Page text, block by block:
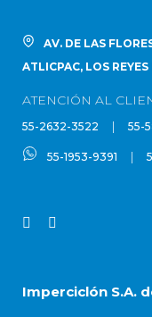
AV. DE LAS
ATLICPAC, LOS
ATENCIÓN AL
55-2632-3522 | 55-
55-1953-9391 |
Imperciclón S.A.